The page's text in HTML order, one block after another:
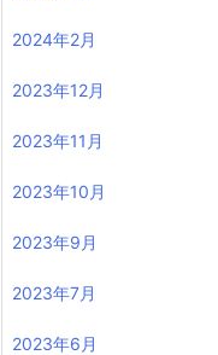
2024年2月
2023年12月
2023年11月
2023年10月
2023年9月
2023年7月
2023年6月